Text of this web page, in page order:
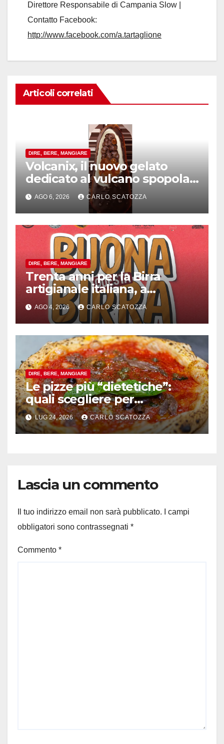
Direttore Responsabile di Campania Slow |
Contatto Facebook:
http://www.facebook.com/a.tartaglione
Articoli correlati
DIRE, BERE, MANGIARE
Volcanix, il nuovo gelato
dedicato al vulcano spopola,
è nato a Caivano
AGO 6, 2026 CARLO SCATOZZA
DIRE, BERE, MANGIARE
Trenta anni per la Birra
artigianale italiana, a
Pomigliano d’arco evento
celebrativo con birra speciale
AGO 4, 2026 CARLO SCATOZZA
DIRE, BERE, MANGIARE
Le pizze più “dietetiche”:
quali scegliere per
contenere le calorie senza
rinunciare al gusto
LUG 24, 2026 CARLO SCATOZZA
Lascia un commento
Il tuo indirizzo email non sarà pubblicato.
I campi
obbligatori sono contrassegnati *
Commento *